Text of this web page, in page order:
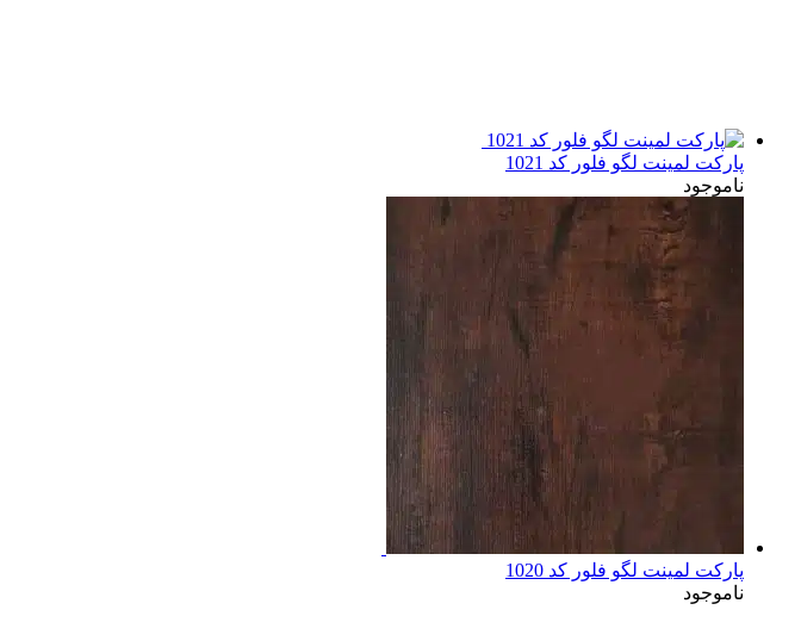
پارکت لمینت لگو فلور کد 1021
ناموجود
پارکت لمینت لگو فلور کد 1020
ناموجود